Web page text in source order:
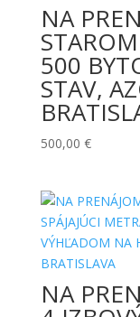
NA
500
STAV,
500,00 €
NA